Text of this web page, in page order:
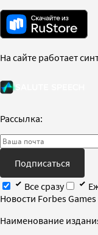
На сайте работает
Рассылка:
Подписаться
Все сразу
Новости Forbes Games
Наименование